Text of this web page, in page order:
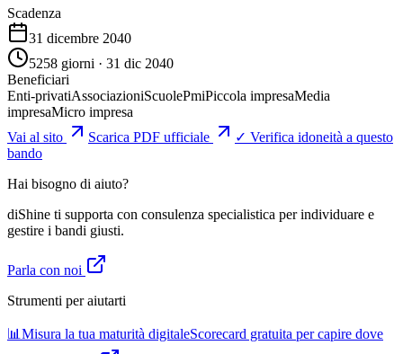
Scadenza
31 dicembre 2040
5258 giorni · 31 dic 2040
Beneficiari
Enti-privatiAssociazioniScuolePmiPiccola impresaMedia
impresaMicro impresa
Vai al sito
Scarica PDF ufficiale
✓ Verifica idoneità a questo
bando
Hai bisogno di aiuto?
diShine ti supporta con consulenza specialistica per individuare e
gestire i bandi giusti.
Parla con noi
Strumenti per aiutarti
📊 Misura la tua maturità digitaleScorecard gratuita per capire dove